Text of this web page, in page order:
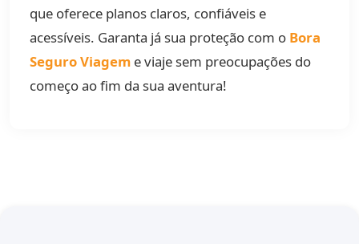
que oferece planos claros, confiáveis e
acessíveis. Garanta já sua proteção com o Bora
Seguro Viagem e viaje sem preocupações do
começo ao fim da sua aventura!